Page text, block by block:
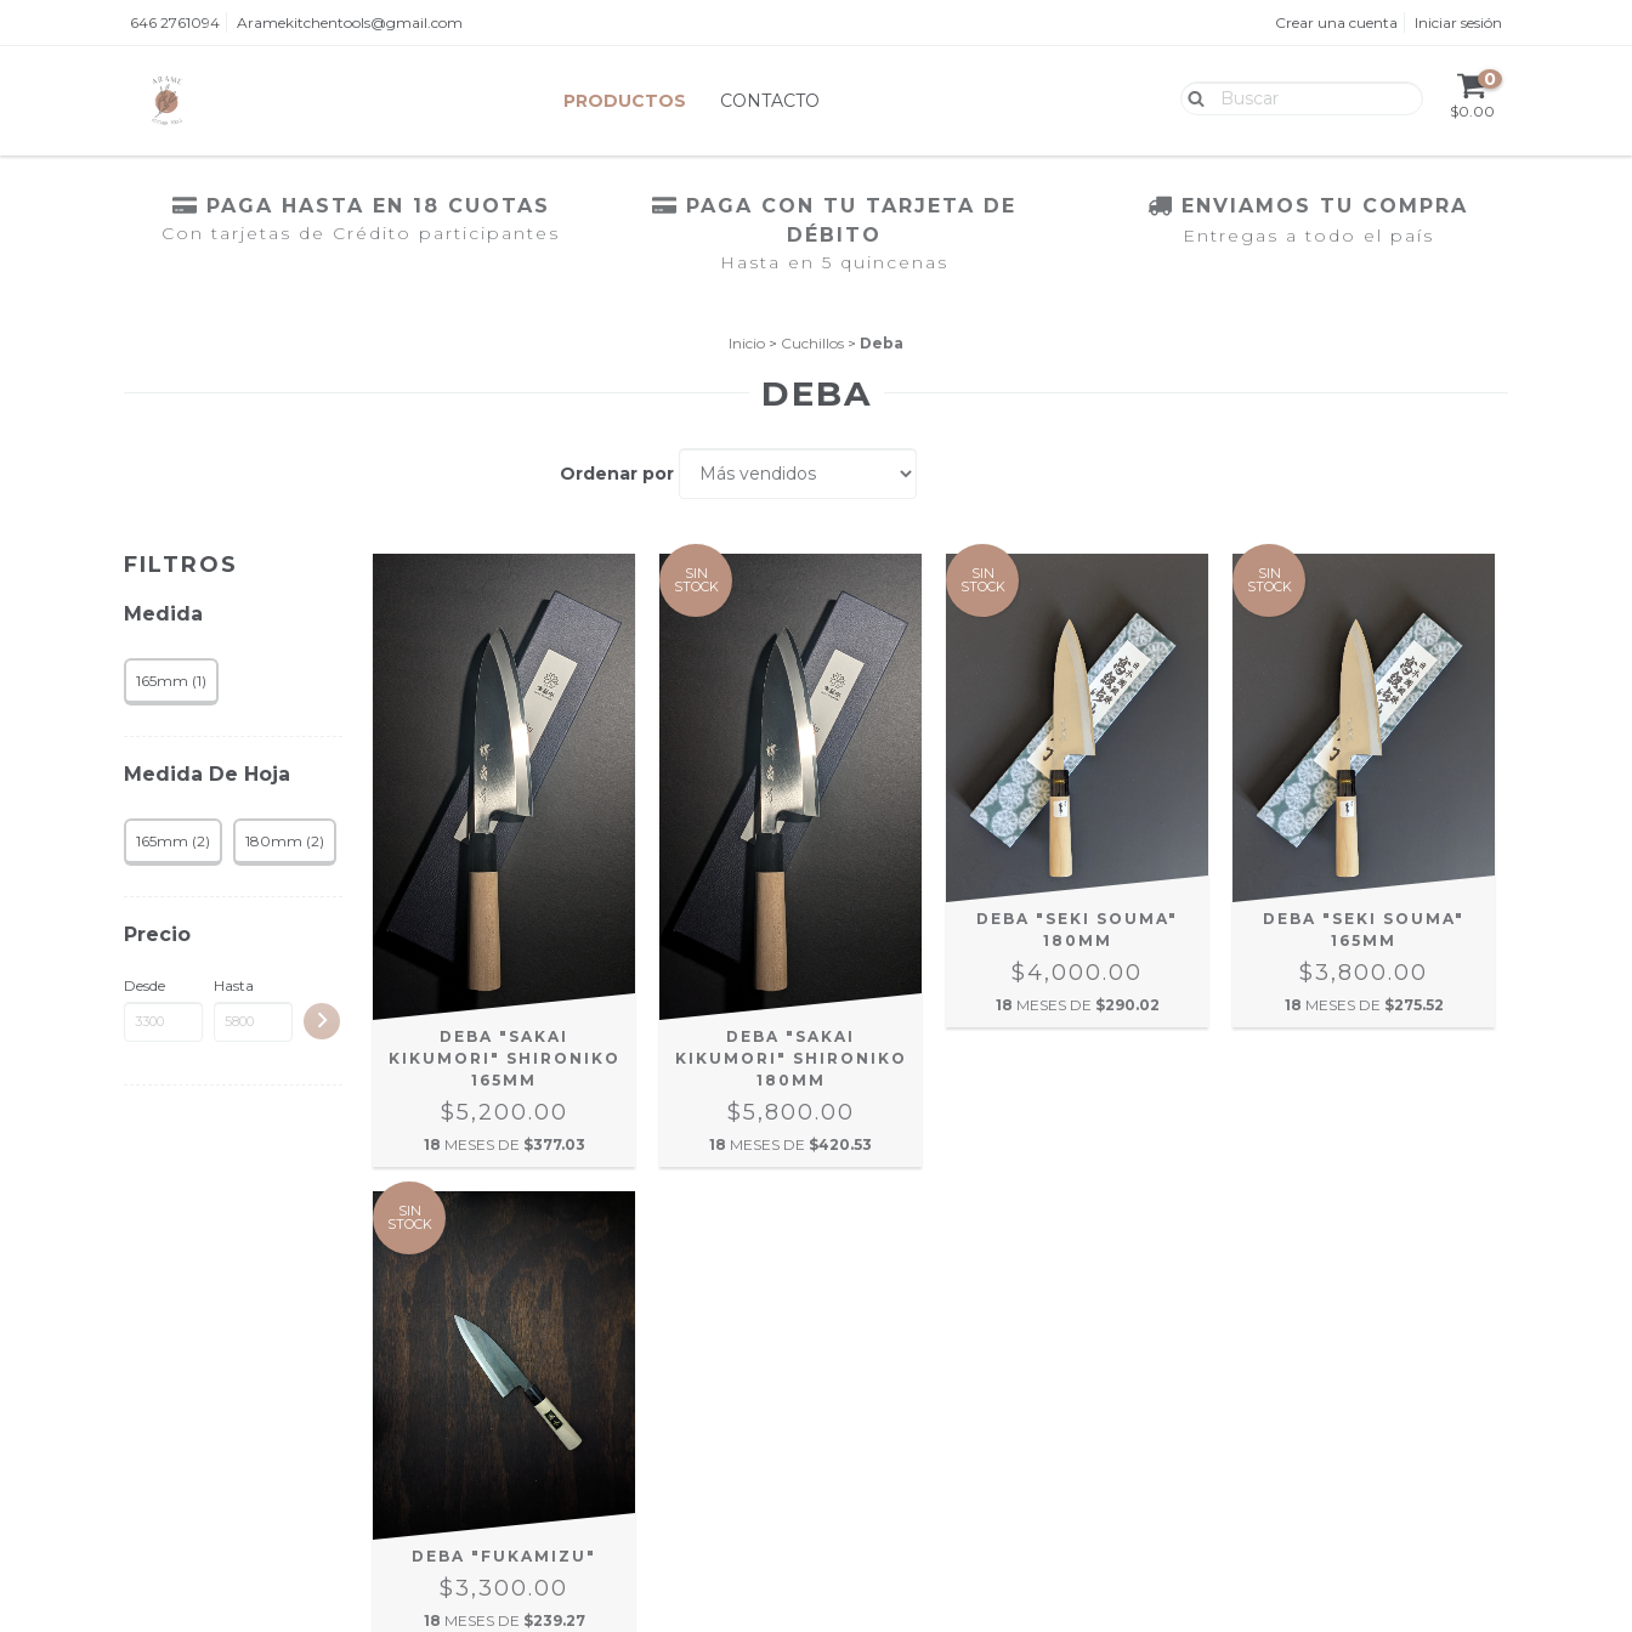
646 2761094 Aramekitchentools@gmail.com Crear una cuenta Iniciar sesión
PRODUCTOS CONTACTO
0
$0.00
PAGA HASTA EN 18 CUOTAS
Con tarjetas de Crédito participantes
PAGA CON TU TARJETA DE
DÉBITO
Hasta en 5 quincenas
ENVIAMOS TU COMPRA
Entregas a todo el país
Inicio > Cuchillos > Deba
DEBA
Ordenar por
FILTROS
Medida
165mm (1)
Medida De Hoja
165mm (2) 180mm (2)
Precio
Desde Hasta
DEBA "SAKAI
KIKUMORI" SHIRONIKO
165MM
$5,200.00
18 MESES DE $377.03
SIN
STOCK
DEBA "SAKAI
KIKUMORI" SHIRONIKO
180MM
$5,800.00
18 MESES DE $420.53
SIN
STOCK
DEBA "SEKI SOUMA"
180MM
$4,000.00
18 MESES DE $290.02
SIN
STOCK
DEBA "SEKI SOUMA"
165MM
$3,800.00
18 MESES DE $275.52
SIN
STOCK
DEBA "FUKAMIZU"
$3,300.00
18 MESES DE $239.27